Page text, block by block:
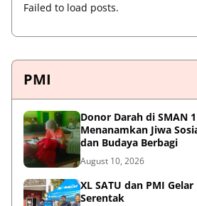
Failed to load posts.
PMI
Donor Darah di SMAN
Menanamkan Jiwa
dan Budaya Berbagi
August 10, 2026
XL SATU dan PMI
Serentak